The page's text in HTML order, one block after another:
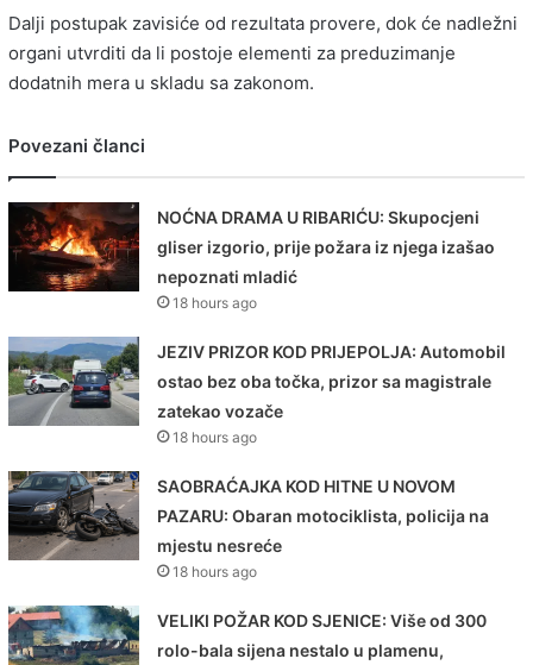
Dalji postupak zavisiće od rezultata provere, dok će nadležni
organi utvrditi da li postoje elementi za preduzimanje
dodatnih mera u skladu sa zakonom.
Povezani članci
NOĆNA DRAMA U RIBARIĆU: Skupocjeni
gliser izgorio, prije požara iz njega izašao
nepoznati mladić
18 hours ago
JEZIV PRIZOR KOD PRIJEPOLJA: Automobil
ostao bez oba točka, prizor sa magistrale
zatekao vozače
18 hours ago
SAOBRAĆAJKA KOD HITNE U NOVOM
PAZARU: Obaran motociklista, policija na
mjestu nesreće
18 hours ago
VELIKI POŽAR KOD SJENICE: Više od 300
rolo-bala sijena nestalo u plamenu,